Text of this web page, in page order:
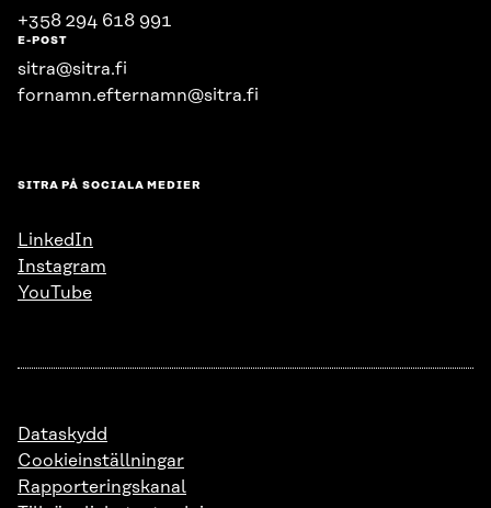
+358 294 618 991
E-POST
sitra@sitra.fi
fornamn.efternamn@sitra.fi
SITRA PÅ SOCIALA MEDIER
LinkedIn
Instagram
YouTube
Dataskydd
Cookieinställningar
Rapporteringskanal